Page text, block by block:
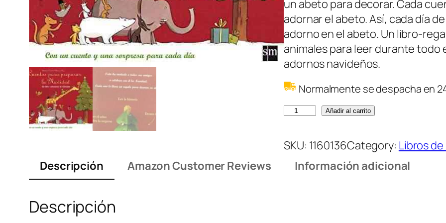
un abeto para decorar. Cada
adornar el abeto. Así, cada día
adorno en el abeto. Un libro-
animales para leer durante todo
adornos navideños.
Normalmente se despacha en
C
e
Añadir al carrito
SKU: 1160136Category: Libros
Descripción
Amazon Customer Reviews Información adicional
Descripción